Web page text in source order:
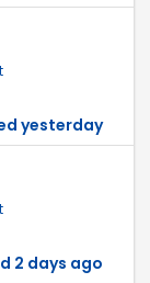
yesterday
2 days ago